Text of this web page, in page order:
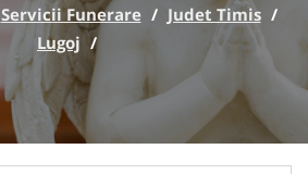
Servicii Funerare / Judet Timis /
Lugoj /